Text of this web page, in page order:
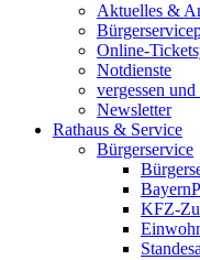
Aktuelles &
Online-
Notdienste
vergessen
Newsletter
Rathaus & Service
Bürgerservice
KFZ-